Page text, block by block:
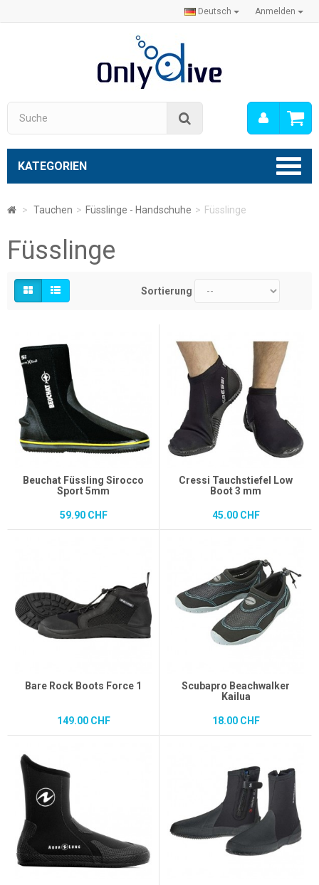
Anmelden
Deutsch
Mein
Konto
KATEGORIEN
> Tauchen > Füsslinge - Handschuhe > Füsslinge
Füsslinge
Sortierung
Beuchat Füssling Sirocco
Sport 5mm
59.90 CHF
Cressi Tauchstiefel Low
Boot 3 mm
45.00 CHF
Bare Rock Boots Force 1
149.00 CHF
Scubapro Beachwalker
Kailua
18.00 CHF